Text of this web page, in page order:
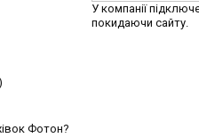
У компанії
покидаючи сайту.
Фотон?